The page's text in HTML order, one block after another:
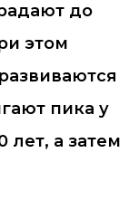
до
этом
пика у
лет, а затем